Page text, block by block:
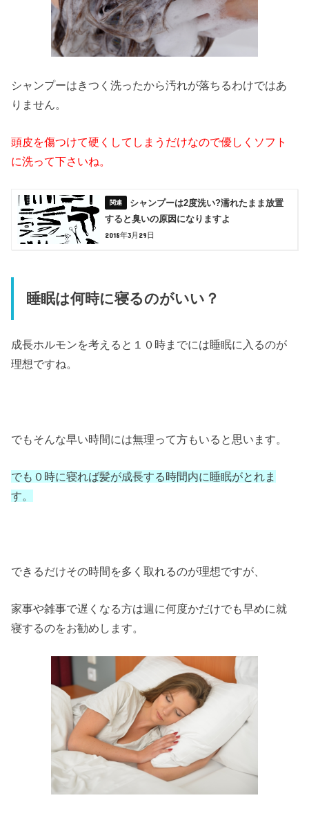
シャンプーはきつく洗ったから汚れが落ちるわけではあ
りません。
頭皮を傷つけて硬くしてしまうだけなので優しくソフト
に洗って下さいね。
シャンプーは2度洗い?濡れたまま放置
すると臭いの原因になりますよ
2018年3月29日
睡眠は何時に寝るのがいい？
成長ホルモンを考えると１０時までには睡眠に入るのが
理想ですね。
でもそんな早い時間には無理って方もいると思います。
でも０時に寝れば髪が成長する時間内に睡眠がとれま
す。
できるだけその時間を多く取れるのが理想ですが、
家事や雑事で遅くなる方は週に何度かだけでも早めに就
寝するのをお勧めします。